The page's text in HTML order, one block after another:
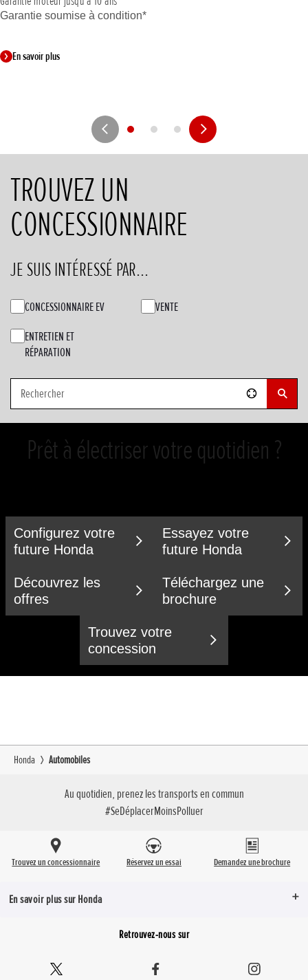
Garantie soumise à condition*
En savoir plus
TROUVEZ UN
CONCESSIONNAIRE
JE SUIS INTÉRESSÉ PAR...
CONCESSIONNAIRE EV
VENTE
ENTRETIEN ET
RÉPARATION
Prêt à électriser votre quotidien ?
Configurez votre
future Honda
Essayez votre
future Honda
Découvrez les
offres
Téléchargez une
brochure
Trouvez votre
concession
Honda Automobiles
Au quotidien, prenez les transports en commun
#SeDéplacerMoinsPolluer
Trouvez un concessionnaire Réservez un essai Demandez une brochure
En savoir plus sur Honda
Retrouvez-nous sur